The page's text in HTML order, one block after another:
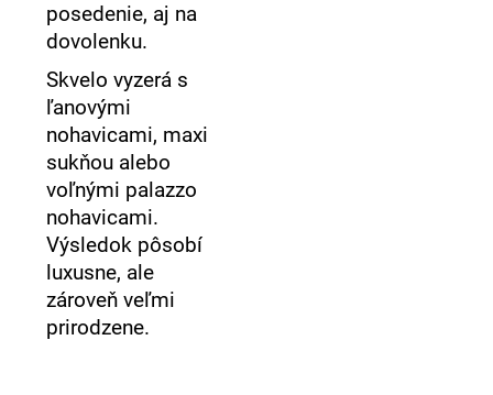
posedenie, aj na
dovolenku.
Skvelo vyzerá s
ľanovými
nohavicami, maxi
sukňou alebo
voľnými palazzo
nohavicami.
Výsledok pôsobí
luxusne, ale
zároveň veľmi
prirodzene.